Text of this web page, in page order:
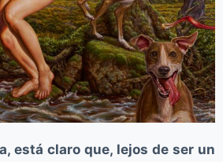
está claro que, lejos de ser un